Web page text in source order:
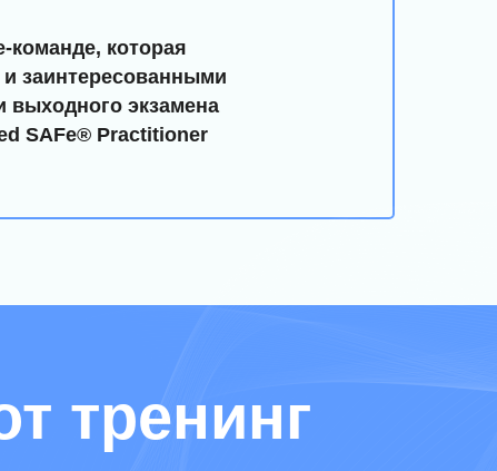
команде, которая
заинтересованными
выходного экзамена
SAFe® Practitioner
тренинг